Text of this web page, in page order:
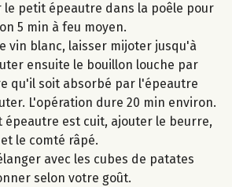
le petit épeautre dans la poêle pour
5 min à feu moyen.
vin blanc, laisser mijoter jusqu'à
ensuite le bouillon louche par
qu'il soit absorbé par l'épeautre
L'opération dure 20 min environ.
épeautre est cuit, ajouter le beurre,
le comté râpé.
avec les cubes de patates
selon votre goût.